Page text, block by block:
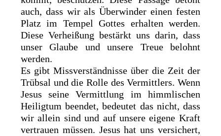
auch, dass wir als Überwinder einen festen
Platz im Tempel Gottes erhalten werden.
Diese Verheißung bestärkt uns darin, dass
unser Glaube und unsere Treue belohnt
werden.
Es gibt Missverständnisse über die Zeit der
Trübsal und die Rolle des Vermittlers. Wenn
Jesus seine Vermittlung im himmlischen
Heiligtum beendet, bedeutet das nicht, dass
wir allein sind und auf unsere eigene Kraft
vertrauen müssen. Jesus hat uns versichert,